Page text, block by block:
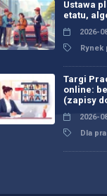
Ustawa
etatu,
2026-
Rynek
Targi
online:
(zapisy
2026-
Dla